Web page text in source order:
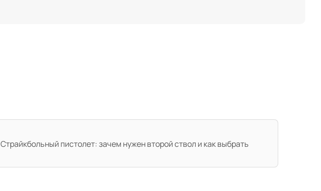
Страйкбольный пистолет: зачем нужен второй ствол и как выбрать